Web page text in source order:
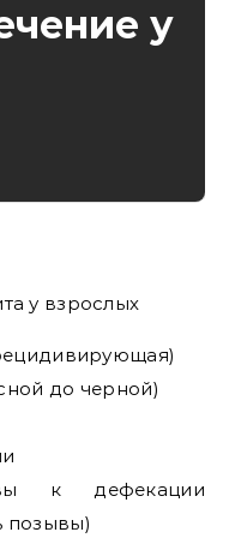
у
у взрослых
до черной)
к дефекации
позывы)